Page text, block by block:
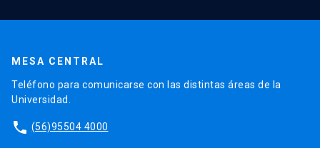
MESA CENTRAL
Teléfono para comunicarse con las distintas áreas de la
Universidad.
phone (56)95504 4000